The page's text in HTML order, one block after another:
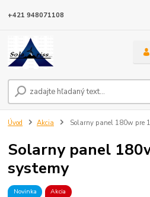
+421 948071108
Úvod Akcia Solarny panel 180w pre
Solarny panel
systemy
Novinka Akcia